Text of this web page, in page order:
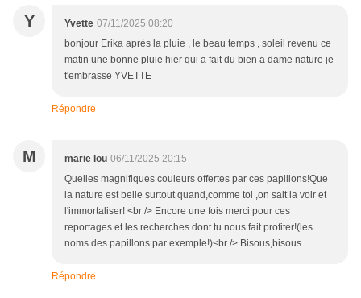
Y Yvette 07/11/2025 08:20
bonjour Erika après la pluie , le beau temps , soleil revenu ce
matin une bonne pluie hier qui a fait du bien a dame nature je
t'embrasse YVETTE
Répondre
M marie lou 06/11/2025 20:15
Quelles magnifiques couleurs offertes par ces papillons!Que
la nature est belle surtout quand,comme toi ,on sait la voir et
l'immortaliser! <br /> Encore une fois merci pour ces
reportages et les recherches dont tu nous fait profiter!(les
noms des papillons par exemple!)<br /> Bisous,bisous
Répondre